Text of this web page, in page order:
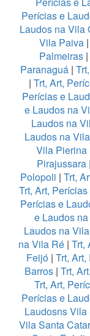
Perícias e
Laudos na Vila
Vila Paiva|
Palmeiras |
Paranaguá|
| Trt, Art,
Perícias e
e Laudos na
Laudos na
Laudos na
Vila Pierina
Pirajussara|
Polopoli | Trt,
Trt, Art,
Perícias e
e Laudos
Laudos na
na Vila Ré | Trt,
Feijó | Trt,
Barros | Trt,
Trt, Art,
Perícias e
Laudosns Vila
Vila Santa